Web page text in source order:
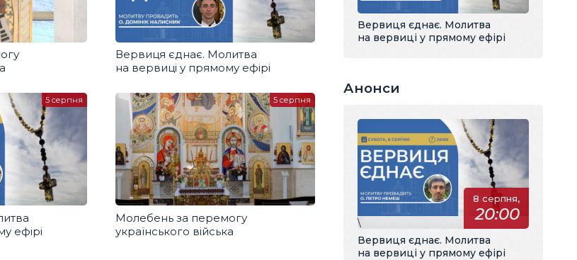
Вервиця єднає. Молитва
на вервиці у прямому ефірі
ефірі
5 серпня
Молебень за перемогу
українського війська
5 серпня
Вервиця єднає. Молитва
на вервиці у прямому ефірі
Анонси
8 серпня,
20:00
\
Вервиця єднає. Молитва
на вервиці у прямому ефірі